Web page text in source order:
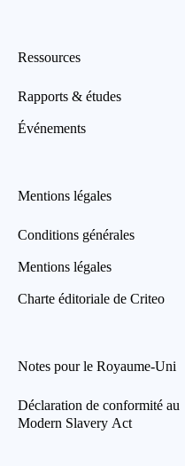
Annonceurs sont
irréversible en une
par exemple
Ressources
Rapports & études
Événements
Mentions légales
Conditions générales
Mentions légales
Charte éditoriale de Criteo
Notes pour le Royaume-Uni
Déclaration de conformité au
Modern Slavery Act